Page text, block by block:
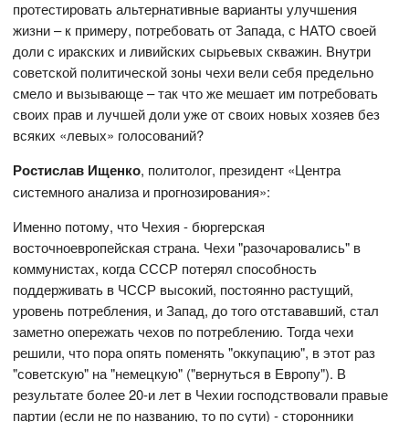
протестировать альтернативные варианты улучшения
жизни – к примеру, потребовать от Запада, с НАТО своей
доли с иракских и ливийских сырьевых скважин. Внутри
советской политической зоны чехи вели себя предельно
смело и вызывающе – так что же мешает им потребовать
своих прав и лучшей доли уже от своих новых хозяев без
всяких «левых» голосований?
Ростислав Ищенко, политолог, президент «Центра
системного анализа и прогнозирования»:
Именно потому, что Чехия - бюргерская
восточноевропейская страна. Чехи "разочаровались" в
коммунистах, когда СССР потерял способность
поддерживать в ЧССР высокий, постоянно растущий,
уровень потребления, и Запад, до того отстававший, стал
заметно опережать чехов по потреблению. Тогда чехи
решили, что пора опять поменять "оккупацию", в этот раз
"советскую" на "немецкую" ("вернуться в Европу"). В
результате более 20-и лет в Чехии господствовали правые
партии (если не по названию, то по сути) - сторонники